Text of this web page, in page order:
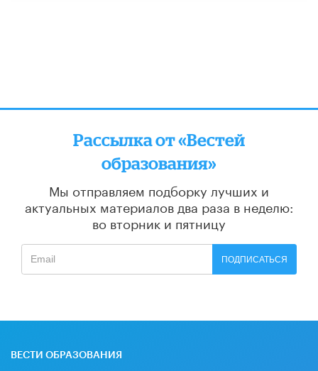
Рассылка от «Вестей
образования»
Мы отправляем подборку лучших и
актуальных материалов два раза в неделю:
во вторник и пятницу
ПОДПИСАТЬСЯ
ВЕСТИ ОБРАЗОВАНИЯ